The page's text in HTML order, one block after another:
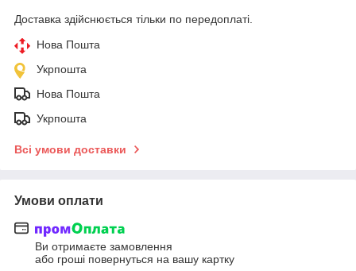
Доставка здійснюється тільки по передоплаті.
Нова Пошта
Укрпошта
Нова Пошта
Укрпошта
Всі умови доставки
Умови оплати
Ви отримаєте замовлення
або гроші повернуться на вашу картку